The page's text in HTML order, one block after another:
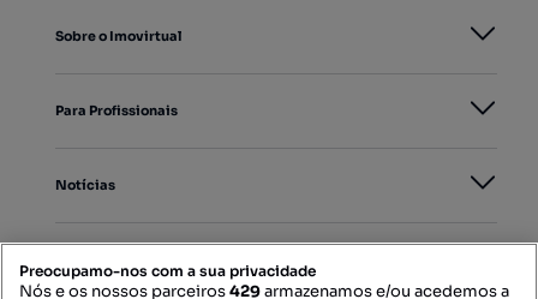
Sobre o Imovirtual
Para Profissionais
Notícias
Preocupamo-nos com a sua privacidade
Nós e os nossos parceiros429armazenamos e/ou acedemos a